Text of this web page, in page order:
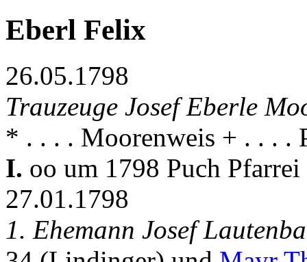
Eberl Felix
26.05.1798
Trauzeuge Josef Eberle
* . . . . Moorenweis + . . . .
I. oo um 1798 Puch Pfarrei
27.01.1798
1. Ehemann Josef